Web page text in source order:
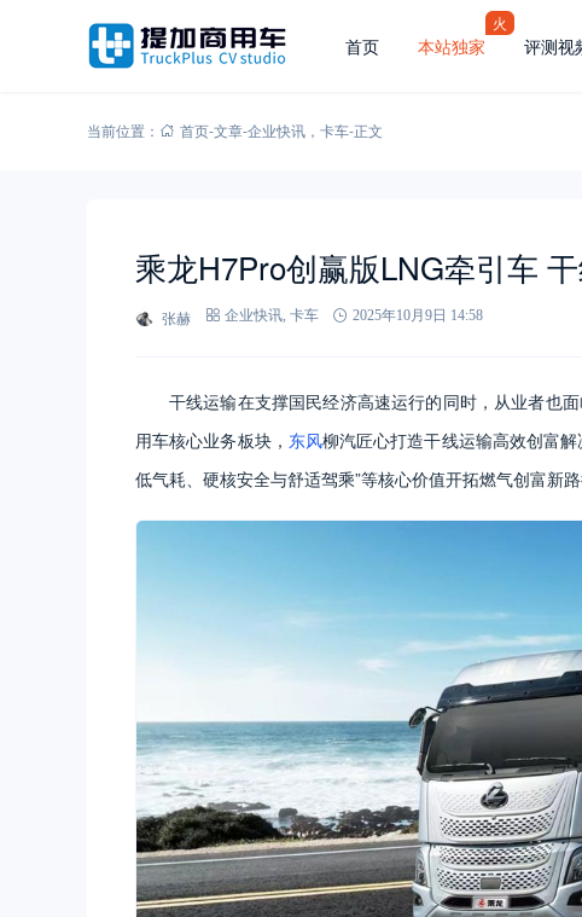
首页 本站独家
火
评测视
当前位置： 首页-文章-企业快讯 ， 卡车-正文
乘龙H7Pro创赢版LNG牵引车
张赫 企业快讯 卡车 2025年10月9日 14:58
干线运输在支撑国民经济高速运行的同时，从业者也
用车核心业务板块， 东风柳汽匠心打造干线运输高效创富
低气耗、硬核安全与舒适驾乘”等核心价值开拓燃气创富新